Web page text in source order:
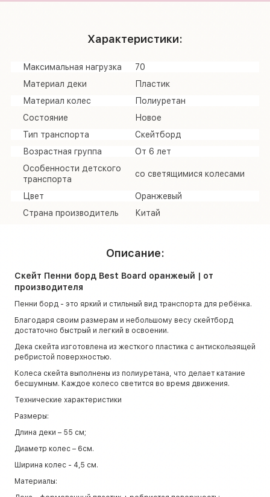
Характеристики:
Максимальная нагрузка
70
Материал деки
Пластик
Материал колес
Полиуретан
Состояние
Новое
Тип транспорта
Скейтборд
Возрастная группа
От 6 лет
Особенности детского
транспорта
со светящимися колесами
Цвет
Оранжевый
Страна производитель
Китай
Описание:
Скейт Пенни борд Best Board оранжеый | от
производителя
Пенни борд - это яркий и стильный вид транспорта для ребёнка.
Благодаря своим размерам и небольшому весу скейтборд
достаточно быстрый и легкий в освоении.
Дека скейта изготовлена из жесткого пластика с антискользящей
ребристой поверхностью.
Колеса скейта выполнены из полиуретана, что делает катание
бесшумным. Каждое колесо светится во время движения.
Технические характеристики
Размеры:
Длина деки – 55 см;
Диаметр колес – 6см.
Ширина колес - 4,5 см.
Материалы: